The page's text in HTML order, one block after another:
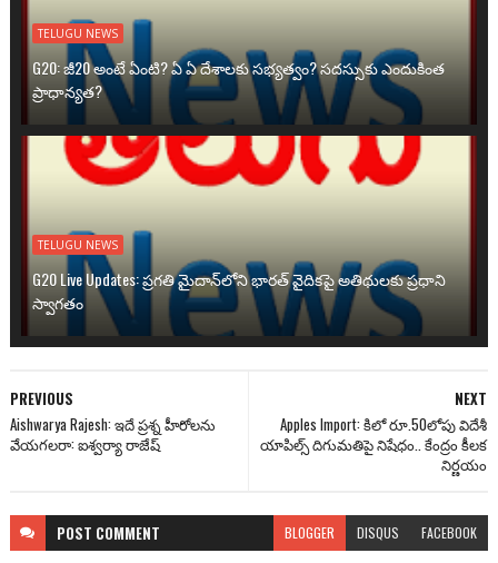
TELUGU NEWS
G20: జీ20 అంటే ఏంటి? ఏ ఏ దేశాలకు సభ్యత్వం? సదస్సుకు ఎందుకింత
ప్రాధాన్యత?
TELUGU NEWS
G20 Live Updates: ప్రగతి మైదాన్‌లోని భారత్ వైదికపై అతిథులకు ప్రధాని
స్వాగతం
NEXT
Apples Import: కిలో రూ.50లోపు విదేశీ
యాపిల్స్‌ దిగుమతిపై నిషేధం.. కేంద్రం కీలక
నిర్ణయం
PREVIOUS
Aishwarya Rajesh: ఇదే ప్ర‌శ్న హీరోల‌ను
వేయ‌గ‌ల‌రా: ఐశ్వ‌ర్యా రాజేష్
POST COMMENT BLOGGER DISQUS FACEBOOK